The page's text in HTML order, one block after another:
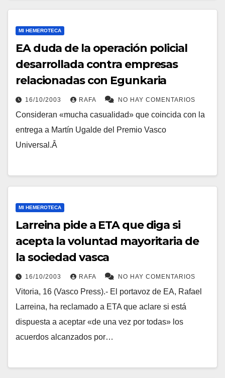
MI HEMEROTECA
EA duda de la operación policial
desarrollada contra empresas
relacionadas con Egunkaria
16/10/2003 RAFA NO HAY COMENTARIOS
Consideran «mucha casualidad» que coincida con la
entrega a Martí­n Ugalde del Premio Vasco
Universal.Â
MI HEMEROTECA
Larreina pide a ETA que diga si
acepta la voluntad mayoritaria de
la sociedad vasca
16/10/2003 RAFA NO HAY COMENTARIOS
Vitoria, 16 (Vasco Press).- El portavoz de EA, Rafael
Larreina, ha reclamado a ETA que aclare si está
dispuesta a aceptar «de una vez por todas» los
acuerdos alcanzados por…